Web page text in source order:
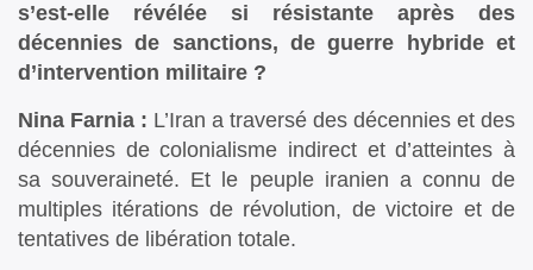
s’est-elle révélée si résistante après des
décennies de sanctions, de guerre hybride et
d’intervention militaire ?
Nina Farnia : L’Iran a traversé des décennies et des
décennies de colonialisme indirect et d’atteintes à
sa souveraineté. Et le peuple iranien a connu de
multiples itérations de révolution, de victoire et de
tentatives de libération totale.